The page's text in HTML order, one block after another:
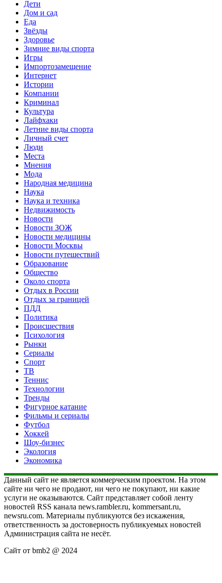
Дети
Дом и сад
Еда
Звёзды
Здоровье
Зимние виды спорта
Игры
Импортозамещение
Интернет
Истории
Компании
Криминал
Культура
Лайфхаки
Летние виды спорта
Личный счет
Люди
Места
Мнения
Мода
Народная медицина
Наука
Наука и техника
Недвижимость
Новости
Новости ЗОЖ
Новости медицины
Новости Москвы
Новости путешествий
Образование
Общество
Около спорта
Отдых в России
Отдых за границей
ПДД
Политика
Происшествия
Психология
Рынки
Сериалы
Спорт
ТВ
Теннис
Технологии
Тренды
Фигурное катание
Фильмы и сериалы
Футбол
Хоккей
Шоу-бизнес
Экология
Экономика
Данный сайт не является коммерческим проектом. На этом
сайте ни чего не продают, ни чего не покупают, ни какие
услуги не оказываются. Сайт представляет собой ленту
новостей RSS канала news.rambler.ru, kommersant.ru,
newsru.com. Материалы публикуются без искажения,
ответственность за достоверность публикуемых новостей
Администрация сайта не несёт.
Сайт от bmb2 @ 2024